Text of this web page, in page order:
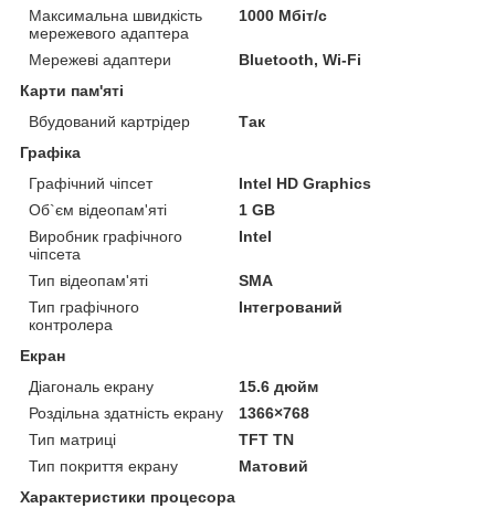
Максимальна швидкість
мережевого адаптера
1000 Мбіт/с
Мережеві адаптери
Bluetooth, Wi-Fi
Карти пам'яті
Вбудований картрідер
Так
Графіка
Графічний чіпсет
Intel HD Graphics
Об`єм відеопам'яті
1 GB
Виробник графічного
чіпсета
Intel
Тип відеопам'яті
SMA
Тип графічного
контролера
Інтегрований
Екран
Діагональ екрану
15.6 дюйм
Роздільна здатність екрану
1366×768
Тип матриці
TFT TN
Тип покриття екрану
Матовий
Характеристики процесора